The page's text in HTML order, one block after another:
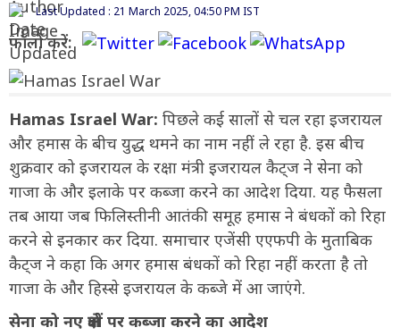
Last Updated : 21 March 2025, 04:50 PM IST
फॉलो करें:
Hamas Israel War: पिछले कई सालों से चल रहा इजरायल
और हमास के बीच युद्ध थमने का नाम नहीं ले रहा है. इस बीच
शुक्रवार को इजरायल के रक्षा मंत्री इजरायल कैट्ज ने सेना को
गाजा के और इलाके पर कब्जा करने का आदेश दिया. यह फैसला
तब आया जब फिलिस्तीनी आतंकी समूह हमास ने बंधकों को रिहा
करने से इनकार कर दिया. समाचार एजेंसी एएफपी के मुताबिक
कैट्ज ने कहा कि अगर हमास बंधकों को रिहा नहीं करता है तो
गाजा के और हिस्से इजरायल के कब्जे में आ जाएंगे.
सेना को नए क्षेत्रों पर कब्जा करने का आदेश